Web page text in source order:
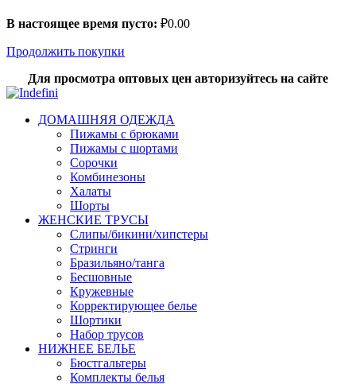
В настоящее время пусто: ₽0.00
Продолжить покупки
Для просмотра оптовых цен авторизуйтесь на сайте
ДОМАШНЯЯ ОДЕЖДА
Пижамы с брюками
Пижамы с шортами
Сорочки
Комбинезоны
Халаты
Шорты
ЖЕНСКИЕ ТРУСЫ
Слипы/бикини/хипстеры
Стринги
Бразильяно/танга
Бесшовные
Кружевные
Корректирующее белье
Шортики
Набор трусов
НИЖНЕЕ БЕЛЬЕ
Бюстгальтеры
Комплекты белья